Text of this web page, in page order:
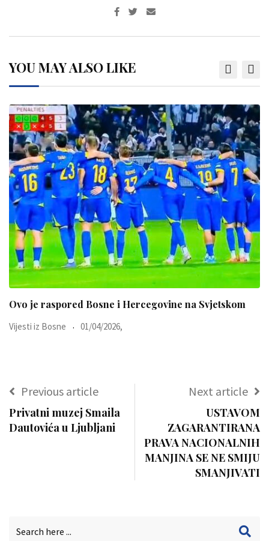
YOU MAY ALSO LIKE
Ovo je raspored Bosne i Hercegovine na Svjetskom
Vijesti iz Bosne 01/04/2026,
Previous article
Privatni muzej Smaila
Dautovića u Ljubljani
Next article
USTAVOM
ZAGARANTIRANA
PRAVA NACIONALNIH
MANJINA SE NE SMIJU
SMANJIVATI